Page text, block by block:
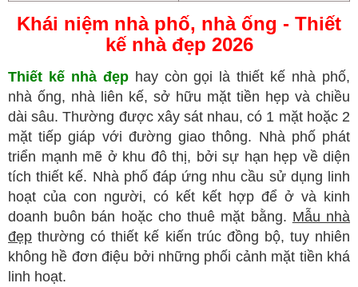
Khái niệm nhà phố, nhà ống - Thiết
kế nhà đẹp 2026
Thiết kế nhà đẹphay còn gọi là thiết kế nhà phố,
nhà ống, nhà liên kế, sở hữu mặt tiền hẹp và chiều
dài sâu. Thường được xây sát nhau, có 1 mặt hoặc 2
mặt tiếp giáp với đường giao thông. Nhà phố phát
triển mạnh mẽ ở khu đô thị, bởi sự hạn hẹp về diện
tích thiết kế. Nhà phố đáp ứng nhu cầu sử dụng linh
hoạt của con người, có kết kết hợp để ở và kinh
doanh buôn bán hoặc cho thuê mặt bằng. Mẫu nhà
đẹp thường có thiết kế kiến trúc đồng bộ, tuy nhiên
không hề đơn điệu bởi những phối cảnh mặt tiền khá
linh hoạt.